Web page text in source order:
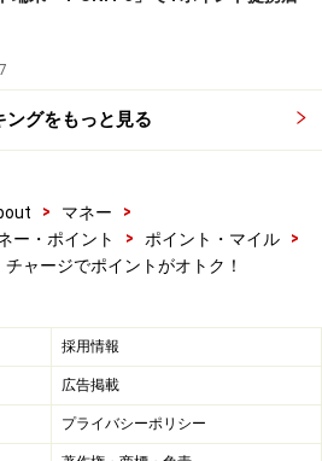
ングをもっと見る
> マネー
>
ー・ポイント
> ポイント・マイル
>
ャージでポイントがオトク！
採用情報
広告掲載
プライバシーポリシー